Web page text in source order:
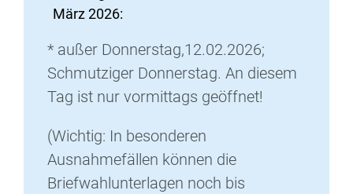
März 2026:
* außer Donnerstag,12.02.2026;
Schmutziger Donnerstag. An diesem
Tag ist nur vormittags geöffnet!
(Wichtig: In besonderen
Ausnahmefällen können die
Briefwahlunterlagen noch bis